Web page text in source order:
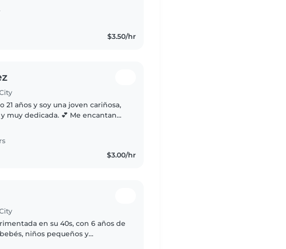
$3.50/hr
21 años y soy una joven cariñosa,
muy dedicada. 💕 Me encantan
$3.00/hr
en su 40s, con 6 años de
niños pequeños y